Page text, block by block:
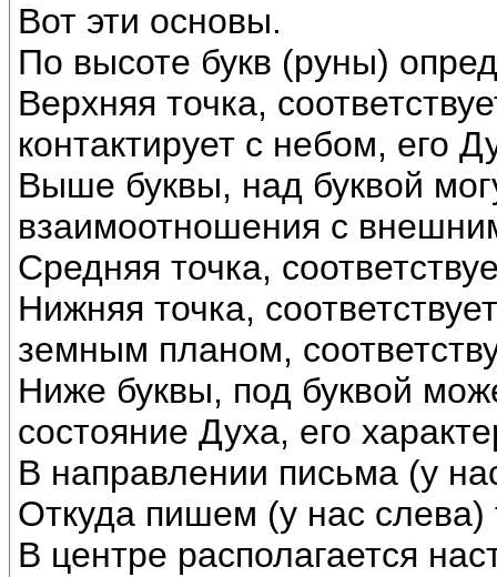
Вот эти основы.
По высоте букв (руны)
Верхняя точка,
контактирует с небом, его
Выше буквы, над буквой
взаимоотношения с
Средняя точка,
Нижняя точка,
земным планом,
Ниже буквы, под буквой
состояние Духа, его
В направлении письма (у
Откуда пишем (у нас
В центре располагается